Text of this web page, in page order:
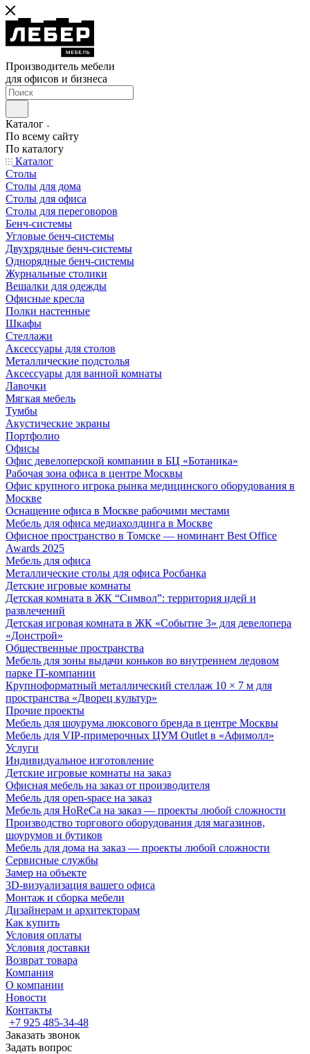
Производитель мебели
для офисов и бизнеса
Каталог
По всему сайту
По каталогу
Каталог
Столы
Столы для дома
Столы для офиса
Столы для переговоров
Бенч-системы
Угловые бенч-системы
Двухрядные бенч-системы
Однорядные бенч-системы
Журнальные столики
Вешалки для одежды
Офисные кресла
Полки настенные
Шкафы
Стеллажи
Аксессуары для столов
Металлические подстолья
Аксессуары для ванной комнаты
Лавочки
Мягкая мебель
Тумбы
Акустические экраны
Портфолио
Офисы
Офис девелоперской компании в БЦ «Ботаника»
Рабочая зона офиса в центре Москвы
Офис крупного игрока рынка медицинского оборудования в
Москве
Оснащение офиса в Москве рабочими местами
Мебель для офиса медиахолдинга в Москве
Офисное пространство в Томске — номинант Best Office
Awards 2025
Мебель для офиса
Металлические столы для офиса Росбанка
Детские игровые комнаты
Детская комната в ЖК “Символ”: территория идей и
развлечений
Детская игровая комната в ЖК «Событие 3» для девелопера
«Донстрой»
Общественные пространства
Мебель для зоны выдачи коньков во внутреннем ледовом
парке IT-компании
Крупноформатный металлический стеллаж 10 × 7 м для
пространства «Дворец культур»
Прочие проекты
Мебель для шоурума люксового бренда в центре Москвы
Мебель для VIP-примерочных ЦУМ Outlet в «Афимолл»
Услуги
Индивидуальное изготовление
Детские игровые комнаты на заказ
Офисная мебель на заказ от производителя
Мебель для open-space на заказ
Мебель для HoReCa на заказ — проекты любой сложности
Производство торгового оборудования для магазинов,
шоурумов и бутиков
Мебель для дома на заказ — проекты любой сложности
Сервисные службы
Замер на объекте
3D-визуализация вашего офиса
Монтаж и сборка мебели
Дизайнерам и архитекторам
Как купить
Условия оплаты
Условия доставки
Возврат товара
Компания
О компании
Новости
Контакты
+7 925 485-34-48
Заказать звонок
Задать вопрос